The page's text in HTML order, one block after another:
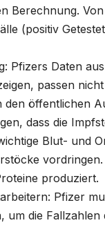
Berechnung.
(positiv
Pfizers Daten
passen
den öffentlichen
dass die
Blut- und
produziert.
Pfizer
um die